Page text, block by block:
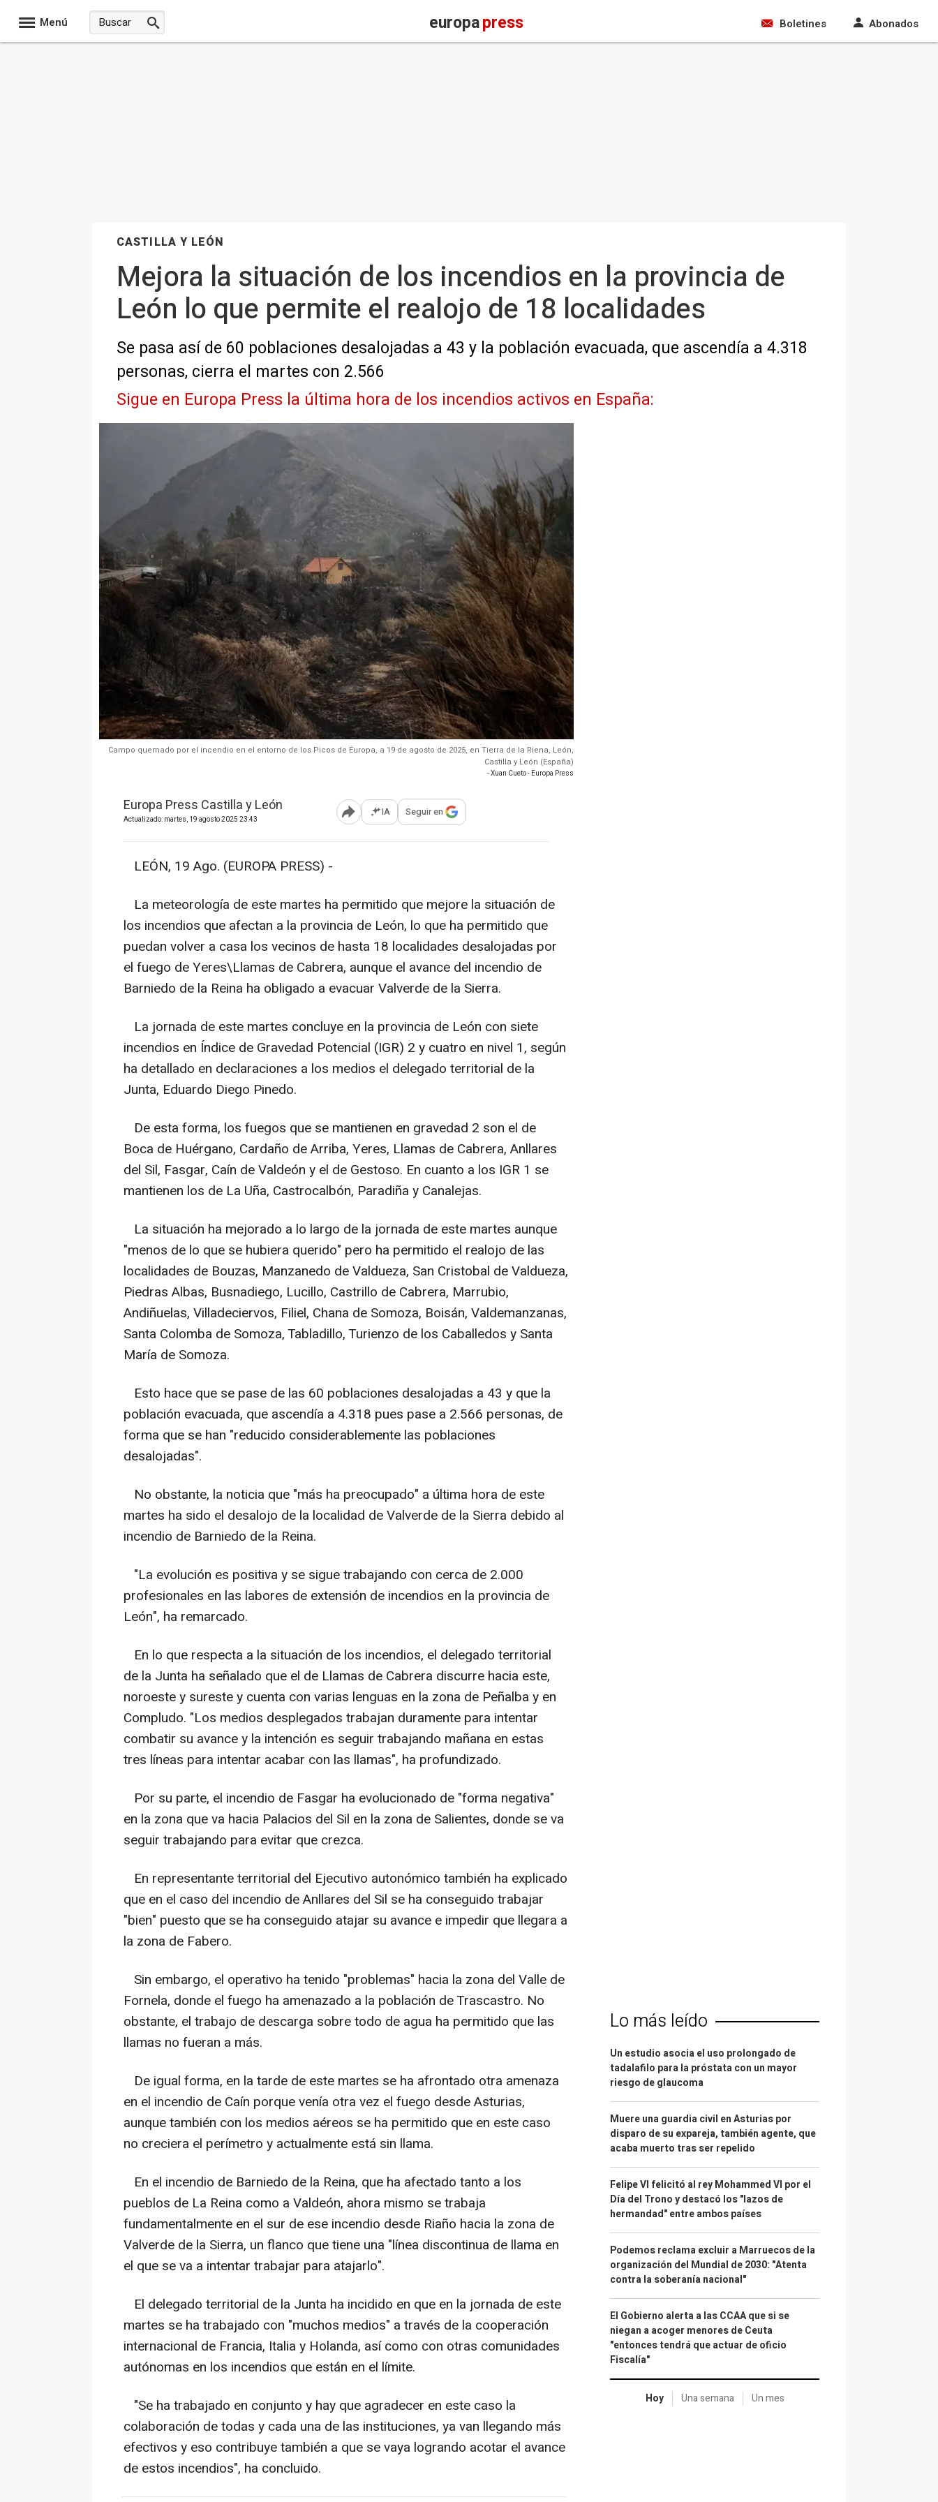
Menú europapress Boletines Abonados
CASTILLA Y LEÓN
Mejora la situación de los incendios en la provincia de
León lo que permite el realojo de 18 localidades
Se pasa así de 60 poblaciones desalojadas a 43 y la población evacuada, que ascendía a 4.318
personas, cierra el martes con 2.566
Sigue en Europa Press la última hora de los incendios activos en España:
Campo quemado por el incendio en el entorno de los Picos de Europa, a 19 de agosto de 2025, en Tierra de la Riena, León,
Castilla y León (España)
- Xuan Cueto - Europa Press
Europa Press Castilla y León
Actualizado: martes, 19 agosto 2025 23:43 Abrir opciones para compartir
IA Seguir en
LEÓN, 19 Ago. (EUROPA PRESS) -
La meteorología de este martes ha permitido que mejore la situación de
los incendios que afectan a la provincia de León, lo que ha permitido que
puedan volver a casa los vecinos de hasta 18 localidades desalojadas por
el fuego de Yeres\Llamas de Cabrera, aunque el avance del incendio de
Barniedo de la Reina ha obligado a evacuar Valverde de la Sierra.
La jornada de este martes concluye en la provincia de León con siete
incendios en Índice de Gravedad Potencial (IGR) 2 y cuatro en nivel 1, según
ha detallado en declaraciones a los medios el delegado territorial de la
Junta, Eduardo Diego Pinedo.
De esta forma, los fuegos que se mantienen en gravedad 2 son el de
Boca de Huérgano, Cardaño de Arriba, Yeres, Llamas de Cabrera, Anllares
del Sil, Fasgar, Caín de Valdeón y el de Gestoso. En cuanto a los IGR 1 se
mantienen los de La Uña, Castrocalbón, Paradiña y Canalejas.
La situación ha mejorado a lo largo de la jornada de este martes aunque
"menos de lo que se hubiera querido" pero ha permitido el realojo de las
localidades de Bouzas, Manzanedo de Valdueza, San Cristobal de Valdueza,
Piedras Albas, Busnadiego, Lucillo, Castrillo de Cabrera, Marrubio,
Andiñuelas, Villadeciervos, Filiel, Chana de Somoza, Boisán, Valdemanzanas,
Santa Colomba de Somoza, Tabladillo, Turienzo de los Caballedos y Santa
María de Somoza.
Esto hace que se pase de las 60 poblaciones desalojadas a 43 y que la
población evacuada, que ascendía a 4.318 pues pase a 2.566 personas, de
forma que se han "reducido considerablemente las poblaciones
desalojadas".
No obstante, la noticia que "más ha preocupado" a última hora de este
martes ha sido el desalojo de la localidad de Valverde de la Sierra debido al
incendio de Barniedo de la Reina.
"La evolución es positiva y se sigue trabajando con cerca de 2.000
profesionales en las labores de extensión de incendios en la provincia de
León", ha remarcado.
En lo que respecta a la situación de los incendios, el delegado territorial
de la Junta ha señalado que el de Llamas de Cabrera discurre hacia este,
noroeste y sureste y cuenta con varias lenguas en la zona de Peñalba y en
Compludo. "Los medios desplegados trabajan duramente para intentar
combatir su avance y la intención es seguir trabajando mañana en estas
tres líneas para intentar acabar con las llamas", ha profundizado.
Por su parte, el incendio de Fasgar ha evolucionado de "forma negativa"
en la zona que va hacia Palacios del Sil en la zona de Salientes, donde se va
seguir trabajando para evitar que crezca.
En representante territorial del Ejecutivo autonómico también ha explicado
que en el caso del incendio de Anllares del Sil se ha conseguido trabajar
"bien" puesto que se ha conseguido atajar su avance e impedir que llegara a
la zona de Fabero.
Sin embargo, el operativo ha tenido "problemas" hacia la zona del Valle de
Fornela, donde el fuego ha amenazado a la población de Trascastro. No
obstante, el trabajo de descarga sobre todo de agua ha permitido que las
llamas no fueran a más.
De igual forma, en la tarde de este martes se ha afrontado otra amenaza
en el incendio de Caín porque venía otra vez el fuego desde Asturias,
aunque también con los medios aéreos se ha permitido que en este caso
no creciera el perímetro y actualmente está sin llama.
En el incendio de Barniedo de la Reina, que ha afectado tanto a los
pueblos de La Reina como a Valdeón, ahora mismo se trabaja
fundamentalmente en el sur de ese incendio desde Riaño hacia la zona de
Valverde de la Sierra, un flanco que tiene una "línea discontinua de llama en
el que se va a intentar trabajar para atajarlo".
El delegado territorial de la Junta ha incidido en que en la jornada de este
martes se ha trabajado con "muchos medios" a través de la cooperación
internacional de Francia, Italia y Holanda, así como con otras comunidades
autónomas en los incendios que están en el límite.
"Se ha trabajado en conjunto y hay que agradecer en este caso la
colaboración de todas y cada una de las instituciones, ya van llegando más
efectivos y eso contribuye también a que se vaya logrando acotar el avance
de estos incendios", ha concluido.
Lo más leído
Un estudio asocia el uso prolongado de
tadalafilo para la próstata con un mayor
riesgo de glaucoma
Muere una guardia civil en Asturias por
disparo de su expareja, también agente, que
acaba muerto tras ser repelido
Felipe VI felicitó al rey Mohammed VI por el
Día del Trono y destacó los "lazos de
hermandad" entre ambos países
Podemos reclama excluir a Marruecos de la
organización del Mundial de 2030: "Atenta
contra la soberanía nacional"
El Gobierno alerta a las CCAA que si se
niegan a acoger menores de Ceuta
"entonces tendrá que actuar de oficio
Fiscalía"
Hoy Una semana Un mes